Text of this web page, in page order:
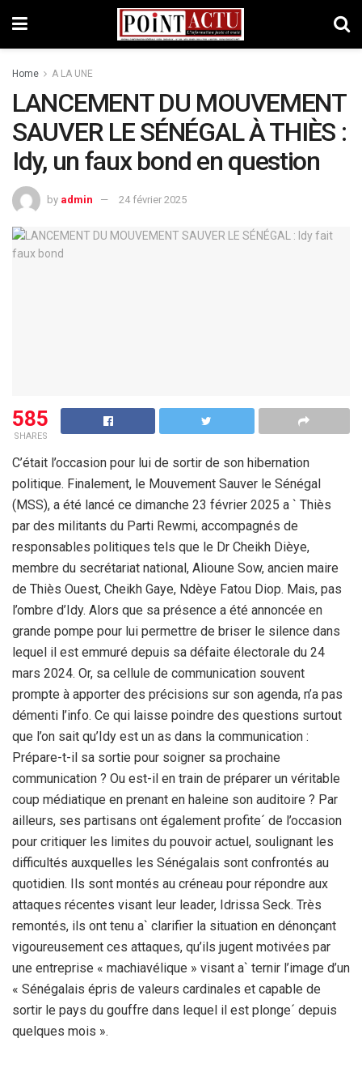
Home A LA UNE
LANCEMENT DU MOUVEMENT
SAUVER LE SÉNÉGAL À THIÈS :
Idy, un faux bond en question
by admin 24 février 2025
585
SHARES
C’était l’occasion pour lui de sortir de son hibernation
politique. Finalement, le Mouvement Sauver le Sénégal
(MSS), a été lancé ce dimanche 23 février 2025 a ` Thiès
par des militants du Parti Rewmi, accompagnés de
responsables politiques tels que le Dr Cheikh Dièye,
membre du secrétariat national, Alioune Sow, ancien maire
de Thiès Ouest, Cheikh Gaye, Ndèye Fatou Diop. Mais, pas
l’ombre d’Idy. Alors que sa présence a été annoncée en
grande pompe pour lui permettre de briser le silence dans
lequel il est emmuré depuis sa défaite électorale du 24
mars 2024. Or, sa cellule de communication souvent
prompte à apporter des précisions sur son agenda, n’a pas
démenti l’info. Ce qui laisse poindre des questions surtout
que l’on sait qu’Idy est un as dans la communication :
Prépare-t-il sa sortie pour soigner sa prochaine
communication ? Ou est-il en train de préparer un véritable
coup médiatique en prenant en haleine son auditoire ? Par
ailleurs, ses partisans ont également profite´ de l’occasion
pour critiquer les limites du pouvoir actuel, soulignant les
difficultés auxquelles les Sénégalais sont confrontés au
quotidien. Ils sont montés au créneau pour répondre aux
attaques récentes visant leur leader, Idrissa Seck. Très
remontés, ils ont tenu a` clarifier la situation en dénonçant
vigoureusement ces attaques, qu’ils jugent motivées par
une entreprise « machiavélique » visant a` ternir l’image d’un
« Sénégalais épris de valeurs cardinales et capable de
sortir le pays du gouffre dans lequel il est plonge´ depuis
quelques mois ».